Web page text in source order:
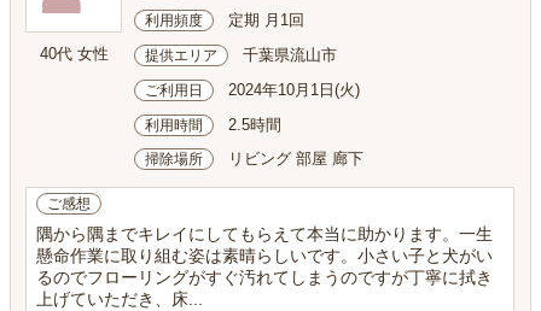
40代 女性
利用頻度 定期 月1回
提供エリア 千葉県流山市
ご利用日 2024年10月1日(火)
利用時間 2.5時間
掃除場所 リビング 部屋 廊下
ご感想
隅から隅までキレイにしてもらえて本当に助かります。一生
懸命作業に取り組む姿は素晴らしいです。小さい子と犬がい
るのでフローリングがすぐ汚れてしまうのですが丁寧に拭き
上げていただき、床...